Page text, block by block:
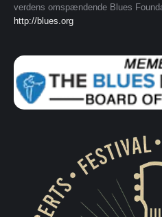
verdens omspændende Blues
http://blues.org